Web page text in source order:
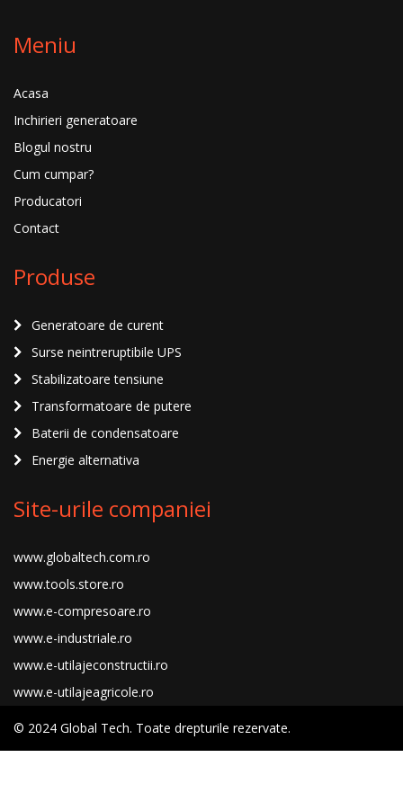
Meniu
Acasa
Inchirieri generatoare
Blogul nostru
Cum cumpar?
Producatori
Contact
Produse
Generatoare de curent
Surse neintreruptibile UPS
Stabilizatoare tensiune
Transformatoare de putere
Baterii de condensatoare
Energie alternativa
Site-urile companiei
www.globaltech.com.ro
www.tools.store.ro
www.e-compresoare.ro
www.e-industriale.ro
www.e-utilajeconstructii.ro
www.e-utilajeagricole.ro
© 2024 Global Tech. Toate drepturile rezervate.